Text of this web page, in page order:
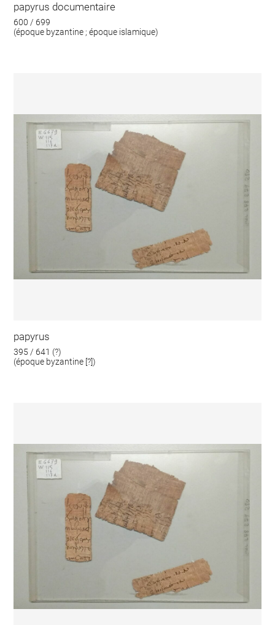
papyrus documentaire
600 / 699
(époque byzantine ; époque islamique)
papyrus
395 / 641 (?)
(époque byzantine [?])